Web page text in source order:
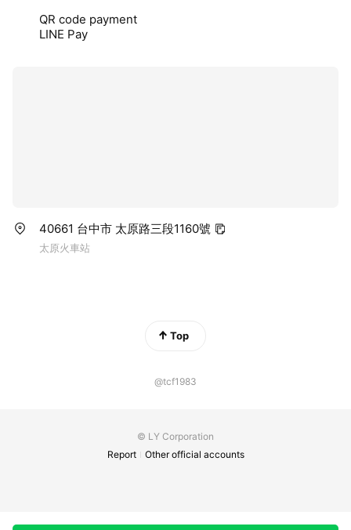
QR code payment
LINE Pay
40661 台中市 太原路三段1160號
太原火車站
Top
@tcf1983
© LY Corporation
Report
Other official accounts